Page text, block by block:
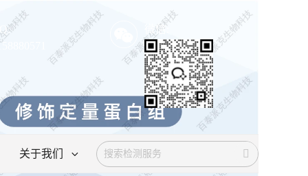
微信:
关于我们